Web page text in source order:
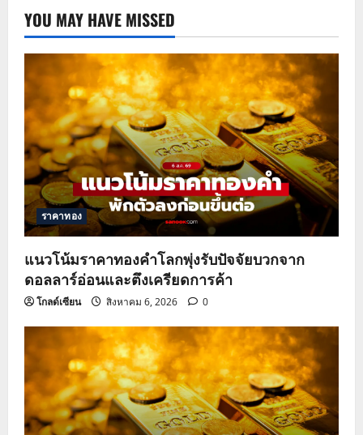
YOU MAY HAVE MISSED
ราคาทอง
แนวโน้มราคาทองคำโลกพุ่งรับปัจจัยบวกจาก
ดอลลาร์อ่อนและตึงเครียดการค้า
โกลด์เซียน สิงหาคม 6, 2026 0